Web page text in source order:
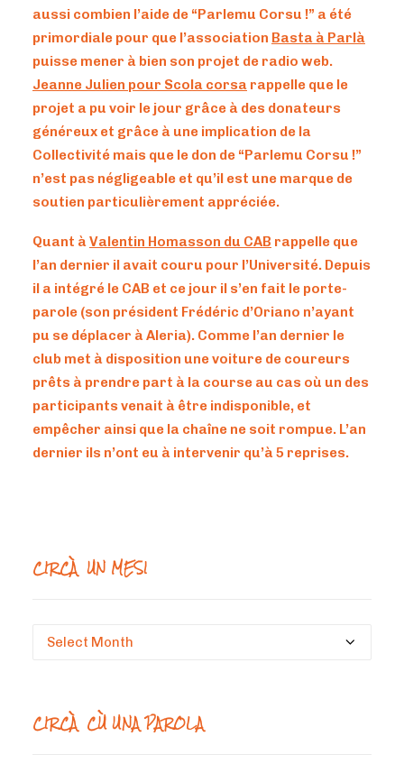
aussi combien l’aide de “Parlemu Corsu !” a été
primordiale pour que l’association Basta à Parlà
puisse mener à bien son projet de radio web.
Jeanne Julien pour Scola corsa rappelle que le
projet a pu voir le jour grâce à des donateurs
généreux et grâce à une implication de la
Collectivité mais que le don de “Parlemu Corsu !”
n’est pas négligeable et qu’il est une marque de
soutien particulièrement appréciée.
Quant àValentin Homasson du CAB rappelle que
l’an dernier il avait couru pour l’Université. Depuis
il a intégré le CAB et ce jour il s’en fait le porte-
parole (son président Frédéric d’Oriano n’ayant
pu se déplacer à Aleria). Comme l’an dernier le
club met à disposition une voiture de coureurs
prêts à prendre part à la course au cas où un des
participants venait à être indisponible, et
empêcher ainsi que la chaîne ne soit rompue. L’an
dernier ils n’ont eu à intervenir qu’à 5 reprises.
CIRCÀ UN MESI
Circà
CIRCÀ CÙ UNA PAROLA